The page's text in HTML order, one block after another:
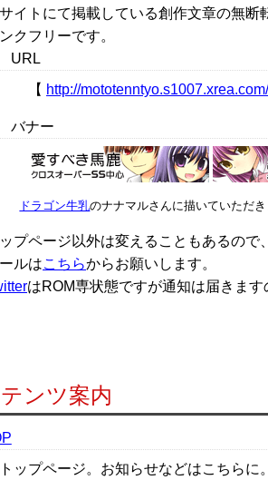
イトにて掲載している創作文章の無断
クフリーです。
URL
【 http://mototenntyo.s1007.xrea.com/
バナー
ドラゴン牛乳のナナマルさんに描いていただき
ップページ以外は変えることもあるの
ルはこちらからお願いします。
はROM専状態ですが通知は届きま
ンツ案内
トップページ。お知らせなどはこちらに。